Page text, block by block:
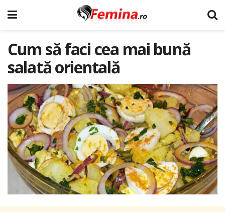
Cum să faci cea mai bună
salată orientală